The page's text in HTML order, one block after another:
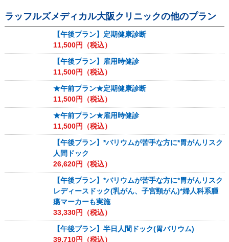
ラッフルズメディカル大阪クリニックの他のプラン
【午後プラン】定期健康診断
11,500円（税込）
【午後プラン】雇用時健診
11,500円（税込）
★午前プラン★定期健康診断
11,500円（税込）
★午前プラン★雇用時健診
11,500円（税込）
【午後プラン】*バリウムが苦手な方に*胃がんリスク
人間ドック
26,620円（税込）
【午後プラン】*バリウムが苦手な方に*胃がんリスク
レディースドック(乳がん、子宮頸がん)*婦人科系腫
瘍マーカーも実施
33,330円（税込）
【午後プラン】半日人間ドック(胃バリウム)
39,710円（税込）